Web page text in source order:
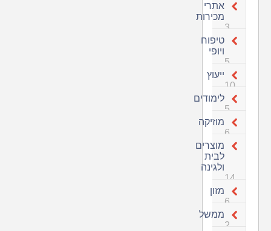
אתרי
מכירות
3
טיפוח
ויופי
5
ייעוץ
10
לימודים
5
מוזיקה
6
מוצרים
לבית
ולגינה
14
מזון
6
ממשל
2